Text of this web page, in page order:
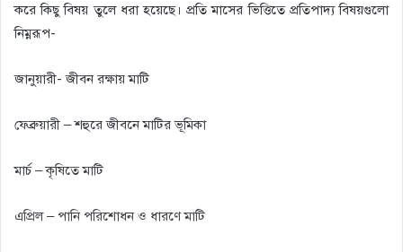
করে কিছু বিষয় তুলে ধরা হয়েছে। প্রতি মাসের ভিত্তিতে প্রতিপাদ্য বিষয়গুলো
নিম্নরূপ-
জানুয়ারী- জীবন রক্ষায় মাটি
ফেব্রুয়ারী – শহুরে জীবনে মাটির ভূমিকা
মার্চ – কৃষিতে মাটি
এপ্রিল – পানি পরিশোধন ও ধারণে মাটি